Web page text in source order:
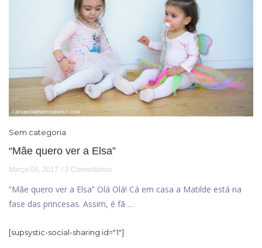
Sem categoria
“Mãe quero ver a Elsa”
Março 08, 2017 2 Comentários
“Mãe quero ver a Elsa” Olá Olá! Cá em casa a Matilde está na
fase das princesas. Assim, é fã …
[supsystic-social-sharing id="1"]